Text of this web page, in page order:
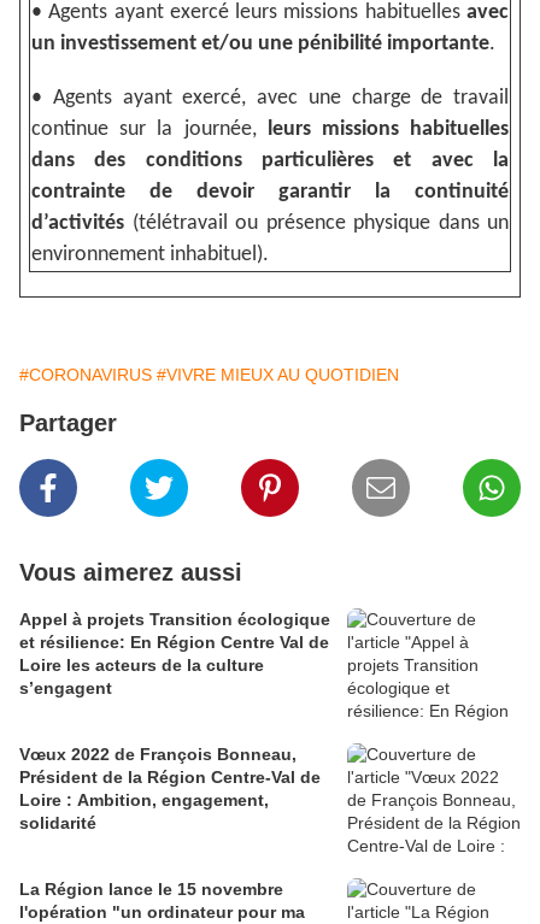
• Agents ayant exercé leurs missions habituelles avec
un investissement et/ou une pénibilité importante.
• Agents ayant exercé, avec une charge de travail
continue sur la journée, leurs missions habituelles
dans des conditions particulières et avec
la
contrainte de devoir garantir la continuité
d’activités (télétravail ou présence physique dans un
environnement inhabituel).
#CORONAVIRUS #VIVRE MIEUX AU QUOTIDIEN
Partager
Vous aimerez aussi
Appel à projets Transition écologique
et résilience: En Région Centre Val de
Loire les acteurs de la culture
s’engagent
Vœux 2022 de François Bonneau,
Président de la Région Centre-Val de
Loire : Ambition, engagement,
solidarité
La Région lance le 15 novembre
l'opération "un ordinateur pour ma